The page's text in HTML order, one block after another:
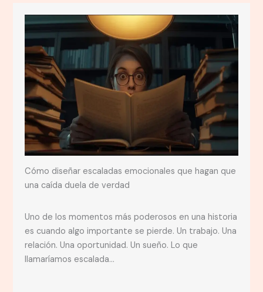
Cómo diseñar escaladas emocionales que hagan que
una caída duela de verdad
Uno de los momentos más poderosos en una historia
es cuando algo importante se pierde. Un trabajo. Una
relación. Una oportunidad. Un sueño. Lo que
llamaríamos escalada…